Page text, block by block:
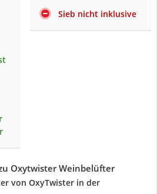
Sieb nicht inklusive
Oxytwister Weinbelüfter
von OxyTwister in der